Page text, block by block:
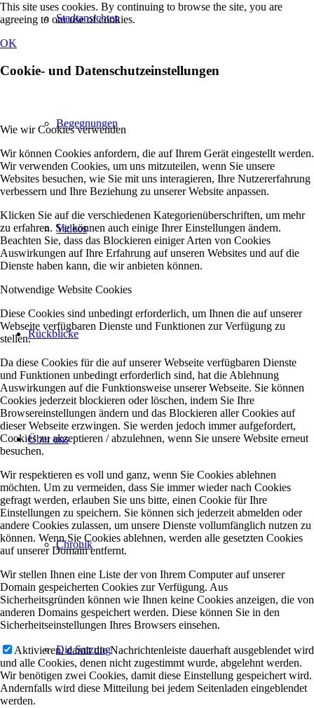
Stadtansichten
Begegnungen
Videos
Rückblicke
Über uns
Chronik
Die Satzung
This site uses cookies. By continuing to browse the site, you are
agreeing to our use of cookies.
OK
Cookie- und Datenschutzeinstellungen
Wie wir Cookies verwenden
Wir können Cookies anfordern, die auf Ihrem Gerät eingestellt werden.
Wir verwenden Cookies, um uns mitzuteilen, wenn Sie unsere
Websites besuchen, wie Sie mit uns interagieren, Ihre Nutzererfahrung
verbessern und Ihre Beziehung zu unserer Website anpassen.
Klicken Sie auf die verschiedenen Kategorienüberschriften, um mehr
zu erfahren. Sie können auch einige Ihrer Einstellungen ändern.
Beachten Sie, dass das Blockieren einiger Arten von Cookies
Auswirkungen auf Ihre Erfahrung auf unseren Websites und auf die
Dienste haben kann, die wir anbieten können.
Notwendige Website Cookies
Diese Cookies sind unbedingt erforderlich, um Ihnen die auf unserer
Webseite verfügbaren Dienste und Funktionen zur Verfügung zu
stellen.
Da diese Cookies für die auf unserer Webseite verfügbaren Dienste
und Funktionen unbedingt erforderlich sind, hat die Ablehnung
Auswirkungen auf die Funktionsweise unserer Webseite. Sie können
Cookies jederzeit blockieren oder löschen, indem Sie Ihre
Browsereinstellungen ändern und das Blockieren aller Cookies auf
dieser Webseite erzwingen. Sie werden jedoch immer aufgefordert,
Cookies zu akzeptieren / abzulehnen, wenn Sie unsere Website erneut
besuchen.
Wir respektieren es voll und ganz, wenn Sie Cookies ablehnen
möchten. Um zu vermeiden, dass Sie immer wieder nach Cookies
gefragt werden, erlauben Sie uns bitte, einen Cookie für Ihre
Einstellungen zu speichern. Sie können sich jederzeit abmelden oder
andere Cookies zulassen, um unsere Dienste vollumfänglich nutzen zu
können. Wenn Sie Cookies ablehnen, werden alle gesetzten Cookies
auf unserer Domain entfernt.
Wir stellen Ihnen eine Liste der von Ihrem Computer auf unserer
Domain gespeicherten Cookies zur Verfügung. Aus
Sicherheitsgründen können wie Ihnen keine Cookies anzeigen, die von
anderen Domains gespeichert werden. Diese können Sie in den
Sicherheitseinstellungen Ihres Browsers einsehen.
Aktivieren, damit die Nachrichtenleiste dauerhaft ausgeblendet wird
und alle Cookies, denen nicht zugestimmt wurde, abgelehnt werden.
Wir benötigen zwei Cookies, damit diese Einstellung gespeichert wird.
Andernfalls wird diese Mitteilung bei jedem Seitenladen eingeblendet
werden.